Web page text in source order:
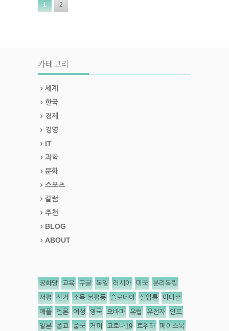
1 2
카테고리
세계
한국
경제
경영
IT
과학
문화
스포츠
칼럼
추천
BLOG
ABOUT
공화당 교육 구글 독일 러시아 미국 분리독립
서평 선거 소득 불평등 슬로데이 실업률 아마존
애플 언론 여성 영국 오바마 유럽 유전자 인도
일본 종교 중국 커피 코로나19 트위터 페이스북